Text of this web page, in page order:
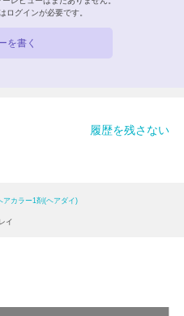
ログインが必要です。
を書く
履歴を残さない
アカラー1剤(ヘアダイ)
イ